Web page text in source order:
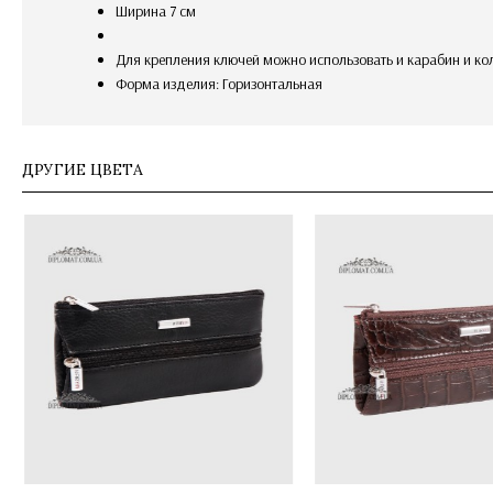
Ширина 7 см
для крепления ключей можно использовать и карабин и
Форма изделия: Горизонтальная
ДРУГИЕ ЦВЕТА